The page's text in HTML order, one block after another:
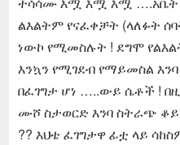
ልእልትም የናፈቀቻት (ላለፉት
ነውኮ የሚመስሉት ! ደግሞ
እንኳን የሚገደብ የማይመስል
በፈገግታ ሆነ …..ውይ ሴቶች !
ሙሾ ስታወርድ እንባ ስትራጭ
?? እህቴ ፈገግታዋ ፊቷ ላይ